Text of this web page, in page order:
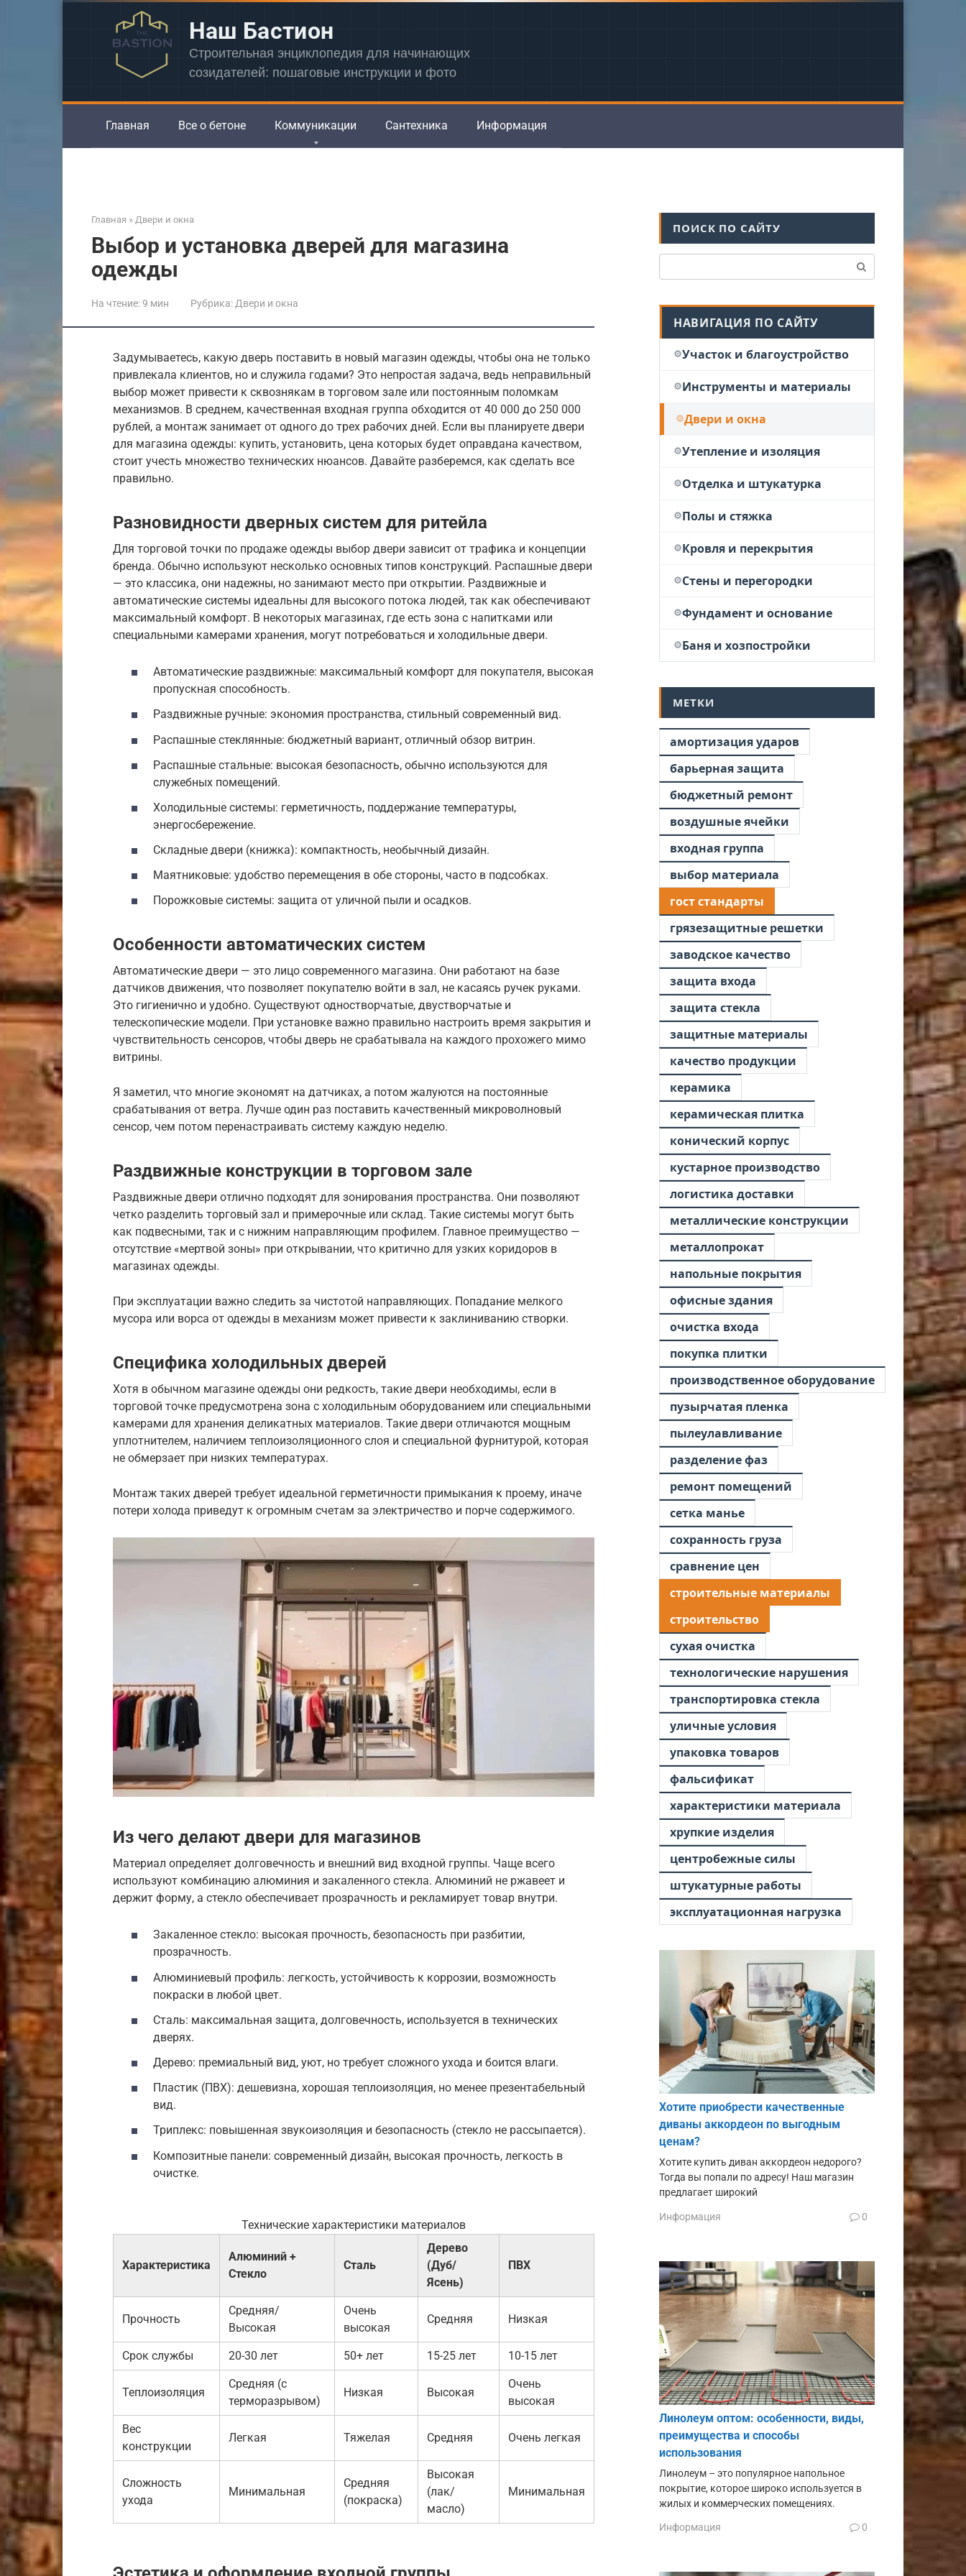
Наш Бастион
Строительная энциклопедия для начинающих
созидателей: пошаговые инструкции и фото
Главная Все о бетоне Коммуникации Сантехника Информация
Главная » Двери и окна
Выбор и установка дверей для магазина
одежды
На чтение:9 мин Рубрика: Двери и окна
Задумываетесь, какую дверь поставить в новый магазин одежды, чтобы она не только
привлекала клиентов, но и служила годами? Это непростая задача, ведь неправильный
выбор может привести к сквознякам в торговом зале или постоянным поломкам
механизмов. В среднем, качественная входная группа обходится от 40 000 до 250 000
рублей, а монтаж занимает от одного до трех рабочих дней. Если вы планируете двери
для магазина одежды: купить, установить, цена которых будет оправдана качеством,
стоит учесть множество технических нюансов. Давайте разберемся, как сделать все
правильно.
Разновидности дверных систем для ритейла
Для торговой точки по продаже одежды выбор двери зависит от трафика и концепции
бренда. Обычно используют несколько основных типов конструкций. Распашные двери
— это классика, они надежны, но занимают место при открытии. Раздвижные и
автоматические системы идеальны для высокого потока людей, так как обеспечивают
максимальный комфорт. В некоторых магазинах, где есть зона с напитками или
специальными камерами хранения, могут потребоваться и холодильные двери.
Автоматические раздвижные: максимальный комфорт для покупателя, высокая
пропускная способность.
Раздвижные ручные: экономия пространства, стильный современный вид.
Распашные стеклянные: бюджетный вариант, отличный обзор витрин.
Распашные стальные: высокая безопасность, обычно используются для
служебных помещений.
Холодильные системы: герметичность, поддержание температуры,
энергосбережение.
Складные двери (книжка): компактность, необычный дизайн.
Маятниковые: удобство перемещения в обе стороны, часто в подсобках.
Порожковые системы: защита от уличной пыли и осадков.
Особенности автоматических систем
Автоматические двери — это лицо современного магазина. Они работают на базе
датчиков движения, что позволяет покупателю войти в зал, не касаясь ручек руками.
Это гигиенично и удобно. Существуют одностворчатые, двустворчатые и
телескопические модели. При установке важно правильно настроить время закрытия и
чувствительность сенсоров, чтобы дверь не срабатывала на каждого прохожего мимо
витрины.
Я заметил, что многие экономят на датчиках, а потом жалуются на постоянные
срабатывания от ветра. Лучше один раз поставить качественный микроволновый
сенсор, чем потом перенастраивать систему каждую неделю.
Раздвижные конструкции в торговом зале
Раздвижные двери отлично подходят для зонирования пространства. Они позволяют
четко разделить торговый зал и примерочные или склад. Такие системы могут быть
как подвесными, так и с нижним направляющим профилем. Главное преимущество —
отсутствие «мертвой зоны» при открывании, что критично для узких коридоров в
магазинах одежды.
При эксплуатации важно следить за чистотой направляющих. Попадание мелкого
мусора или ворса от одежды в механизм может привести к заклиниванию створки.
Специфика холодильных дверей
Хотя в обычном магазине одежды они редкость, такие двери необходимы, если в
торговой точке предусмотрена зона с холодильным оборудованием или специальными
камерами для хранения деликатных материалов. Такие двери отличаются мощным
уплотнителем, наличием теплоизоляционного слоя и специальной фурнитурой, которая
не обмерзает при низких температурах.
Монтаж таких дверей требует идеальной герметичности примыкания к проему, иначе
потери холода приведут к огромным счетам за электричество и порче содержимого.
Из чего делают двери для магазинов
Материал определяет долговечность и внешний вид входной группы. Чаще всего
используют комбинацию алюминия и закаленного стекла. Алюминий не ржавеет и
держит форму, а стекло обеспечивает прозрачность и рекламирует товар внутри.
Закаленное стекло: высокая прочность, безопасность при разбитии,
прозрачность.
Алюминиевый профиль: легкость, устойчивость к коррозии, возможность
покраски в любой цвет.
Сталь: максимальная защита, долговечность, используется в технических
дверях.
Дерево: премиальный вид, уют, но требует сложного ухода и боится влаги.
Пластик (ПВХ): дешевизна, хорошая теплоизоляция, но менее презентабельный
вид.
Триплекс: повышенная звукоизоляция и безопасность (стекло не рассыпается).
Композитные панели: современный дизайн, высокая прочность, легкость в
очистке.
Технические характеристики материалов
Характеристика
Алюминий +
Стекло
Сталь
Дерево
(Дуб/
Ясень)
ПВХ
Прочность
Средняя/
Высокая
Очень
высокая
Средняя Низкая
Срок службы 20-30 лет 50+ лет 15-25 лет 10-15 лет
Теплоизоляция
Средняя (с
терморазрывом)
Низкая Высокая
Очень
высокая
Вес
конструкции
Легкая Тяжелая Средняя Очень легкая
Сложность
ухода
Минимальная
Средняя
(покраска)
Высокая
(лак/
масло)
Минимальная
ПОИСК ПО САЙТУ
НАВИГАЦИЯ ПО САЙТУ
Участок и благоустройство
Инструменты и материалы
Двери и окна
Утепление и изоляция
Отделка и штукатурка
Полы и стяжка
Кровля и перекрытия
Стены и перегородки
Фундамент и основание
Баня и хозпостройки
МЕТКИ
амортизация ударов
барьерная защита
бюджетный ремонт
воздушные ячейки
входная группа
выбор материала
гост стандарты
грязезащитные решетки
заводское качество
защита входа
защита стекла
защитные материалы
качество продукции
керамика
керамическая плитка
конический корпус
кустарное производство
логистика доставки
металлические конструкции
металлопрокат
напольные покрытия
офисные здания
очистка входа
покупка плитки
производственное оборудование
пузырчатая пленка
пылеулавливание
разделение фаз
ремонт помещений
сетка манье
сохранность груза
сравнение цен
строительные материалы
строительство
сухая очистка
технологические нарушения
транспортировка стекла
уличные условия
упаковка товаров
фальсификат
характеристики материала
хрупкие изделия
центробежные силы
штукатурные работы
эксплуатационная нагрузка
Хотите приобрести качественные
диваны аккордеон по выгодным
ценам?
Хотите купить диван аккордеон недорого?
Тогда вы попали по адресу! Наш магазин
предлагает широкий
Информация 0
Линолеум оптом: особенности, виды,
преимущества и способы
использования
Линолеум – это популярное напольное
покрытие, которое широко используется в
жилых и коммерческих помещениях.
Информация 0